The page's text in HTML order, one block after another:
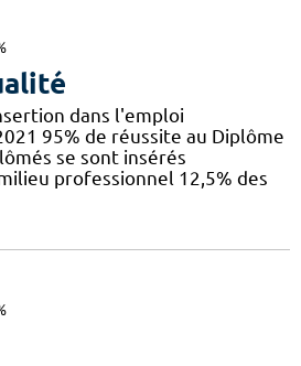
dans l'emploi
95% de réussite au Diplôme
se sont insérés
professionnel 12,5% des